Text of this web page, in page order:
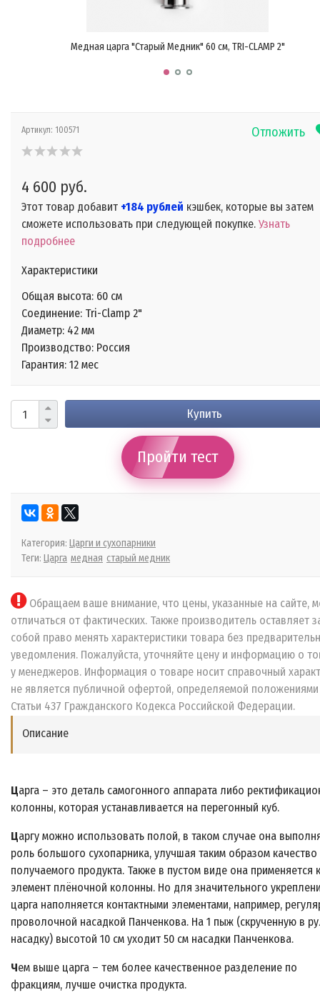
Медная царга "Старый Медник" 60 см, TRI-CLAMP 2"
Отложить
Артикул: 100571
4 600 руб.
Этот товар добавит +184 рублей кэшбек, которые вы затем
сможете использовать при следующей покупке. Узнать
подробнее
Характеристики
Общая высота: 60 см
Соединение: Tri-Clamp 2"
Диаметр: 42 мм
Производство: Россия
Гарантия: 12 мес
Купить
Пройти тест
Категория: Царги и сухопарники
Теги: Царга медная старый медник
Обращаем ваше внимание, что цены, указанные на сайте,
отличаться от фактических. Также производитель оставляет
собой право менять характеристики товара без
уведомления. Пожалуйста, уточняйте цену и информацию о
у менеджеров. Информация о товаре носит справочный
не является публичной офертой, определяемой положениями
Статьи 437 Гражданского Кодекса Российской Федерации.
Описание
Царга – это деталь самогонного аппарата либо
колонны, которая устанавливается на перегонный куб.
Царгу можно использовать полой, в таком случае она
роль большого сухопарника, улучшая таким образом качество
получаемого продукта. Также в пустом виде она применяется
элемент плёночной колонны. Но для значительного
царга наполняется контактными элементами, например,
проволочной насадкой Панченкова. На 1 пыж (скрученную в
насадку) высотой 10 см уходит 50 см насадки Панченкова.
Чем выше царга – тем более качественное разделение по
фракциям, лучше очистка продукта.